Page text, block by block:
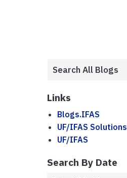
Links
Blogs.IFAS
UF/IFAS Solutions
UF/IFAS
Search By Date